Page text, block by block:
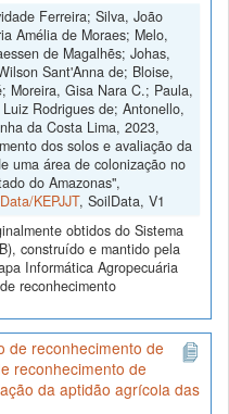
Ferreira; Silva, João
Amélia de Moraes; Melo,
de Magalhẽs; Johas,
Sant'Anna de; Bloise,
Moreira, Gisa Nara C.; Paula,
Rodrigues de; Antonello,
da Costa Lima, 2023,
dos solos e avaliação da
uma área de colonização no
do Amazonas",
KEPJJT, SoilData, V1
obtidos do Sistema
construído e mantido pela
Informática Agropecuária
reconhecimento
de reconhecimento de
reconhecimento de
da aptidão agrícola das